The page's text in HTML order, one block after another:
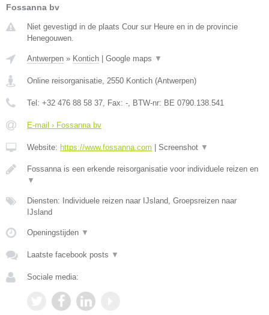
Fossanna bv
Niet gevestigd in de plaats Cour sur Heure en in de provincie
Henegouwen.
Antwerpen » Kontich Google maps ▼
Online reisorganisatie, 2550 Kontich (Antwerpen)
Tel: +32 476 88 58 37, Fax: -, BTW-nr: BE 0790.138.541
E-mail › Fossanna bv
Website: https://www.fossanna.com Screenshot ▼
Fossanna is een erkende reisorganisatie voor individuele reizen en
▼
Diensten: Individuele reizen naar IJsland, Groepsreizen naar
IJsland
Openingstijden ▼
Laatste facebook posts ▼
Sociale media: